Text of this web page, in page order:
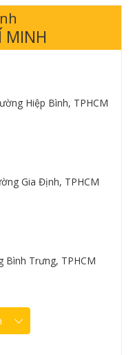
MINH
Hiệp Bình, TPHCM
Gia Định, TPHCM
Bình Trưng, TPHCM